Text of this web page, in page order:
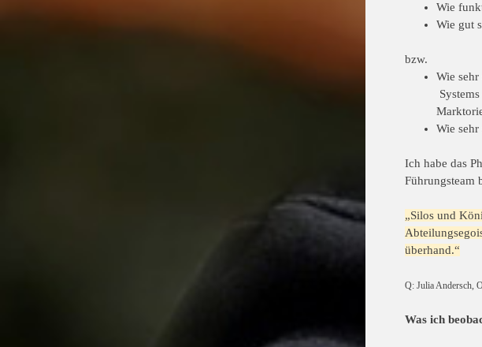
Wie
Wie gut
bzw.
Wie
Wie
Ich habe das
Führungsteam
„Silos und
überhand.“
Q: Julia Andersch,
Was ich